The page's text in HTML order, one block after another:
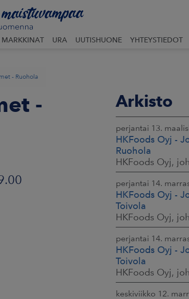
MARKKINAT URA UUTISHUONE YHTEYSTIEDOT
- Ruohola
-
Arkisto
perjantai 13.
HKFoods Oyj -
Ruohola
perjantai 14.
HKFoods Oyj -
Toivola
perjantai 14.
HKFoods Oyj -
Toivola
keskiviikko 12.